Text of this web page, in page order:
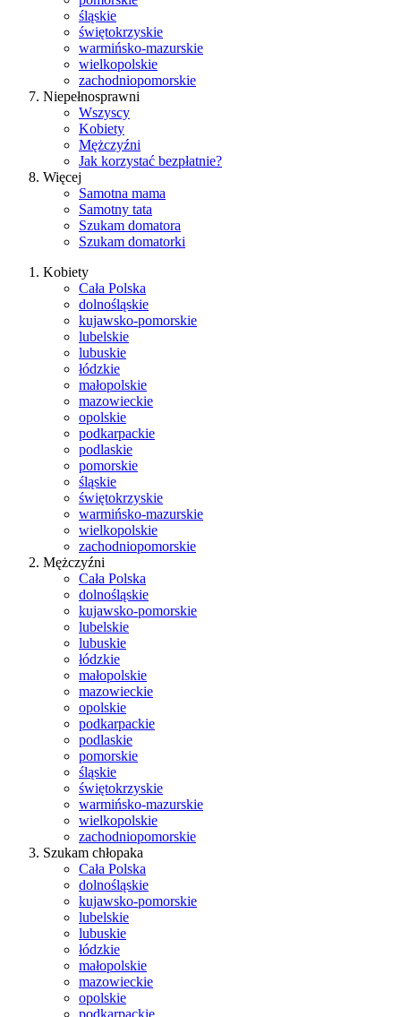
śląskie
świętokrzyskie
warmińsko-mazurskie
wielkopolskie
zachodniopomorskie
Niepełnosprawni
Wszyscy
Kobiety
Mężczyźni
Jak korzystać bezpłatnie?
Więcej
Samotna mama
Samotny tata
Szukam domatora
Szukam domatorki
Kobiety
Cała Polska
dolnośląskie
kujawsko-pomorskie
lubelskie
lubuskie
łódzkie
małopolskie
mazowieckie
opolskie
podkarpackie
podlaskie
pomorskie
śląskie
świętokrzyskie
warmińsko-mazurskie
wielkopolskie
zachodniopomorskie
Mężczyźni
Cała Polska
dolnośląskie
kujawsko-pomorskie
lubelskie
lubuskie
łódzkie
małopolskie
mazowieckie
opolskie
podkarpackie
podlaskie
pomorskie
śląskie
świętokrzyskie
warmińsko-mazurskie
wielkopolskie
zachodniopomorskie
Szukam chłopaka
Cała Polska
dolnośląskie
kujawsko-pomorskie
lubelskie
lubuskie
łódzkie
małopolskie
mazowieckie
opolskie
podkarpackie